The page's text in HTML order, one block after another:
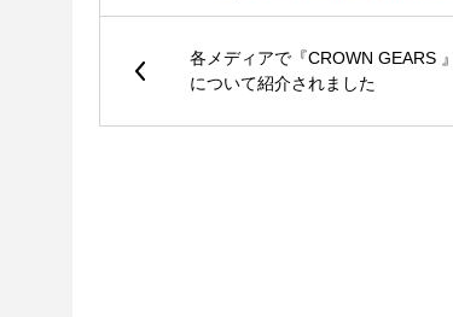
各メディアで『CROWN GEARS
について紹介されました